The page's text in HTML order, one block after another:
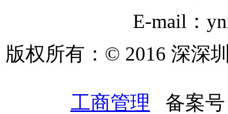
E-mail：
版权所有：© 2016 深深
工商管理 备案